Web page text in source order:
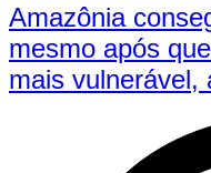
Amazônia
mesmo após
mais vulnerável,